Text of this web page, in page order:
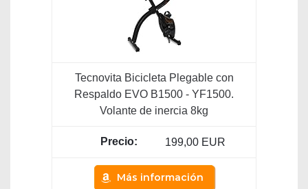
Tecnovita Bicicleta Plegable con
Respaldo EVO B1500 - YF1500.
Volante de inercia 8kg
199,00 EUR
Más información